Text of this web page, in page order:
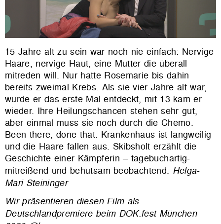
15 Jahre alt zu sein war noch nie einfach: Nervige
Haare, nervige Haut, eine Mutter die überall
mitreden will. Nur hatte Rosemarie bis dahin
bereits zweimal Krebs. Als sie vier Jahre alt war,
wurde er das erste Mal entdeckt, mit 13 kam er
wieder. Ihre Heilungschancen stehen sehr gut,
aber einmal muss sie noch durch die Chemo.
Been there, done that. Krankenhaus ist langweilig
und die Haare fallen aus. Skibsholt erzählt die
Geschichte einer Kämpferin – tagebuchartig-
mitreißend und behutsam beobachtend. Helga-
Mari Steininger
Wir präsentieren diesen Film als
Deutschlandpremiere beim DOK.fest München